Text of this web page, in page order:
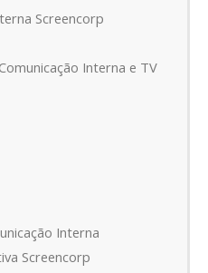
Screencorp
Interna e TV
Interna
Screencorp